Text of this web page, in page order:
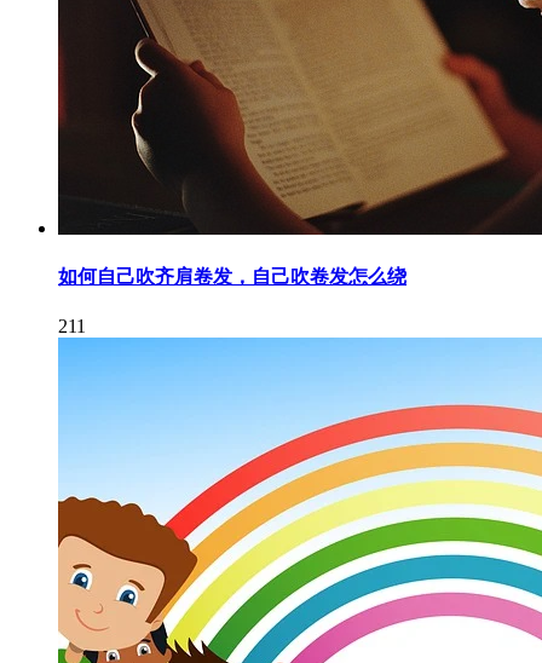
如何自己吹齐肩卷发，自己吹卷发怎么绕
211